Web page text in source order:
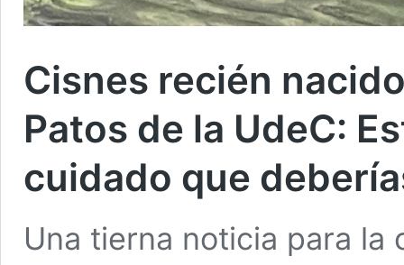
Cisnes recién
Patos de la UdeC:
cuidado que
Una tierna noticia para la